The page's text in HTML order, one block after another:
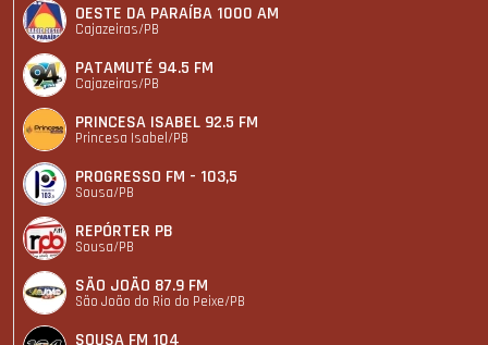
OESTE DA PARAÍBA 1000 AM
Cajazeiras/PB
PATAMUTÉ 94.5 FM
Cajazeiras/PB
PRINCESA ISABEL 92.5 FM
Princesa Isabel/PB
PROGRESSO FM - 103,5
Sousa/PB
REPÓRTER PB
Sousa/PB
SÃO JOÃO 87.9 FM
São João do Rio do Peixe/PB
SOUSA FM 104